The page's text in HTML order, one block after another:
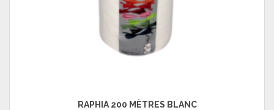
RAPHIA 200 MÈTRES BLANC